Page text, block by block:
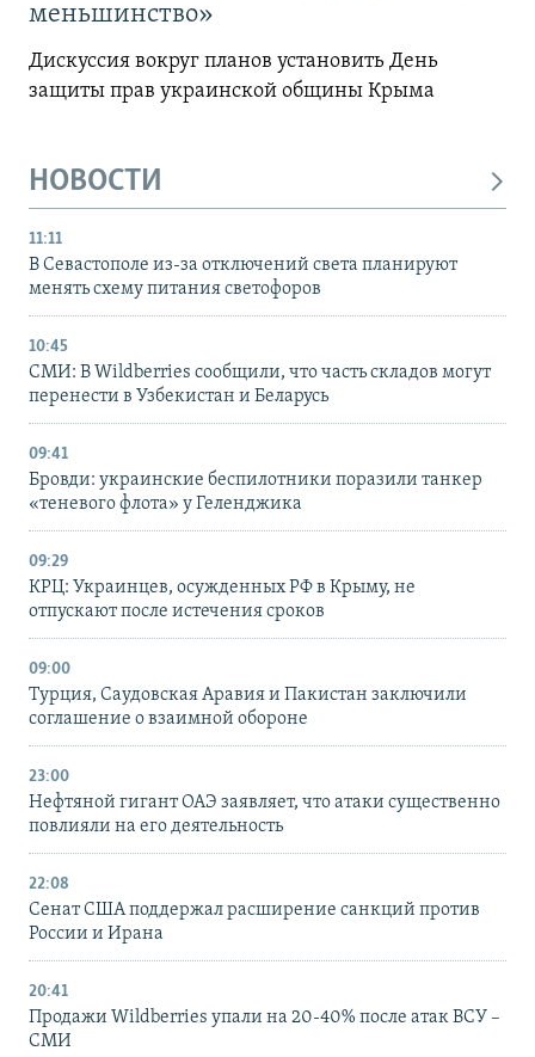
меньшинство»
Дискуссия вокруг планов установить День
защиты прав украинской общины Крыма
НОВОСТИ
11:11
В Севастополе из-за отключений света планируют
менять схему питания светофоров
10:45
СМИ: В Wildberries сообщили, что часть складов могут
перенести в Узбекистан и Беларусь
09:41
Бровди: украинские беспилотники поразили танкер
«теневого флота» у Геленджика
09:29
КРЦ: Украинцев, осужденных РФ в Крыму, не
отпускают после истечения сроков
09:00
Турция, Саудовская Аравия и Пакистан заключили
соглашение о взаимной обороне
23:00
Нефтяной гигант ОАЭ заявляет, что атаки существенно
повлияли на его деятельность
22:08
Сенат США поддержал расширение санкций против
России и Ирана
20:41
Продажи Wildberries упали на 20-40% после атак ВСУ –
СМИ